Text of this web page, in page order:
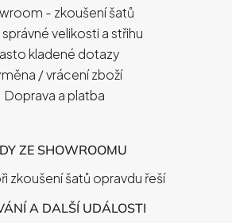
- zkoušení šatů
velikosti a střihu
kladené dotazy
/ vrácení zboží
Doprava a platba
ZE SHOWROOMU
zkoušení šatů opravdu řeší
A DALŠÍ UDÁLOSTI